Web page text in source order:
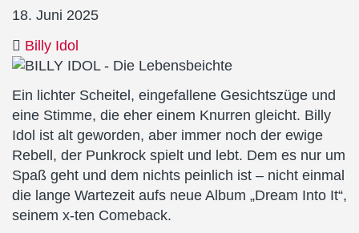
18. Juni 2025
Billy Idol
Ein lichter Scheitel, eingefallene Gesichtszüge und
eine Stimme, die eher einem Knurren gleicht. Billy
Idol ist alt geworden, aber immer noch der ewige
Rebell, der Punkrock spielt und lebt. Dem es nur um
Spaß geht und dem nichts peinlich ist – nicht einmal
die lange Wartezeit aufs neue Album „Dream Into It“,
seinem x-ten Comeback.